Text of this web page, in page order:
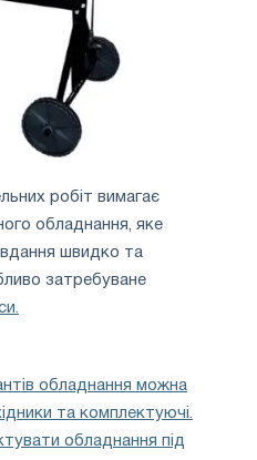
робіт вимагає
обладнання, яке
швидко та
затребуване
обладнання можна
та комплектуючі.
обладнання під